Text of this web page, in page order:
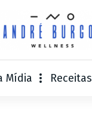
Mídia Receitas